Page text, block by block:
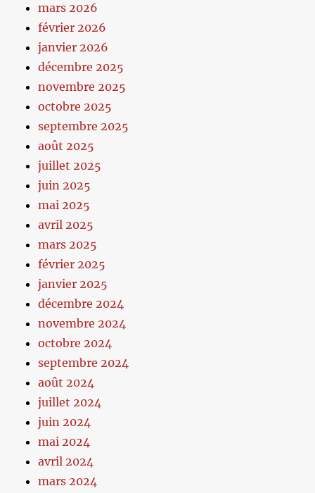
mars 2026
février 2026
janvier 2026
décembre 2025
novembre 2025
octobre 2025
septembre 2025
août 2025
juillet 2025
juin 2025
mai 2025
avril 2025
mars 2025
février 2025
janvier 2025
décembre 2024
novembre 2024
octobre 2024
septembre 2024
août 2024
juillet 2024
juin 2024
mai 2024
avril 2024
mars 2024